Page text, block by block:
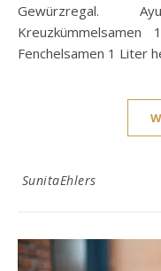
Gewürzregal.
Fenchelsamen 1 Liter
SunitaEhlers